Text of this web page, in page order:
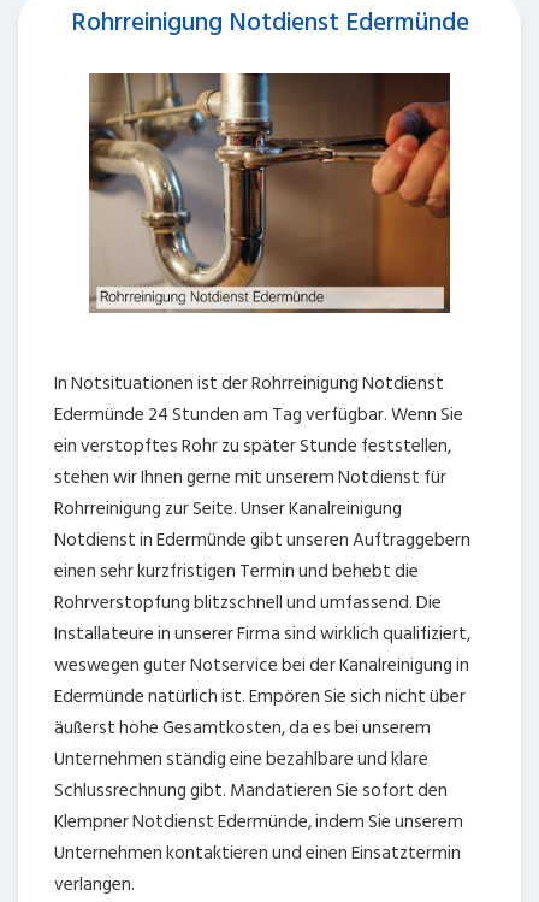
Rohrreinigung Notdienst Edermünde
In Notsituationen ist der Rohrreinigung Notdienst
Edermünde 24 Stunden am Tag verfügbar. Wenn Sie
ein verstopftes Rohr zu später Stunde feststellen,
stehen wir Ihnen gerne mit unserem Notdienst für
Rohrreinigung zur Seite. Unser Kanalreinigung
Notdienst in Edermünde gibt unseren Auftraggebern
einen sehr kurzfristigen Termin und behebt die
Rohrverstopfung blitzschnell und umfassend. Die
Installateure in unserer Firma sind wirklich qualifiziert,
weswegen guter Notservice bei der Kanalreinigung in
Edermünde natürlich ist. Empören Sie sich nicht über
äußerst hohe Gesamtkosten, da es bei unserem
Unternehmen ständig eine bezahlbare und klare
Schlussrechnung gibt. Mandatieren Sie sofort den
Klempner Notdienst Edermünde, indem Sie unserem
Unternehmen kontaktieren und einen Einsatztermin
verlangen.